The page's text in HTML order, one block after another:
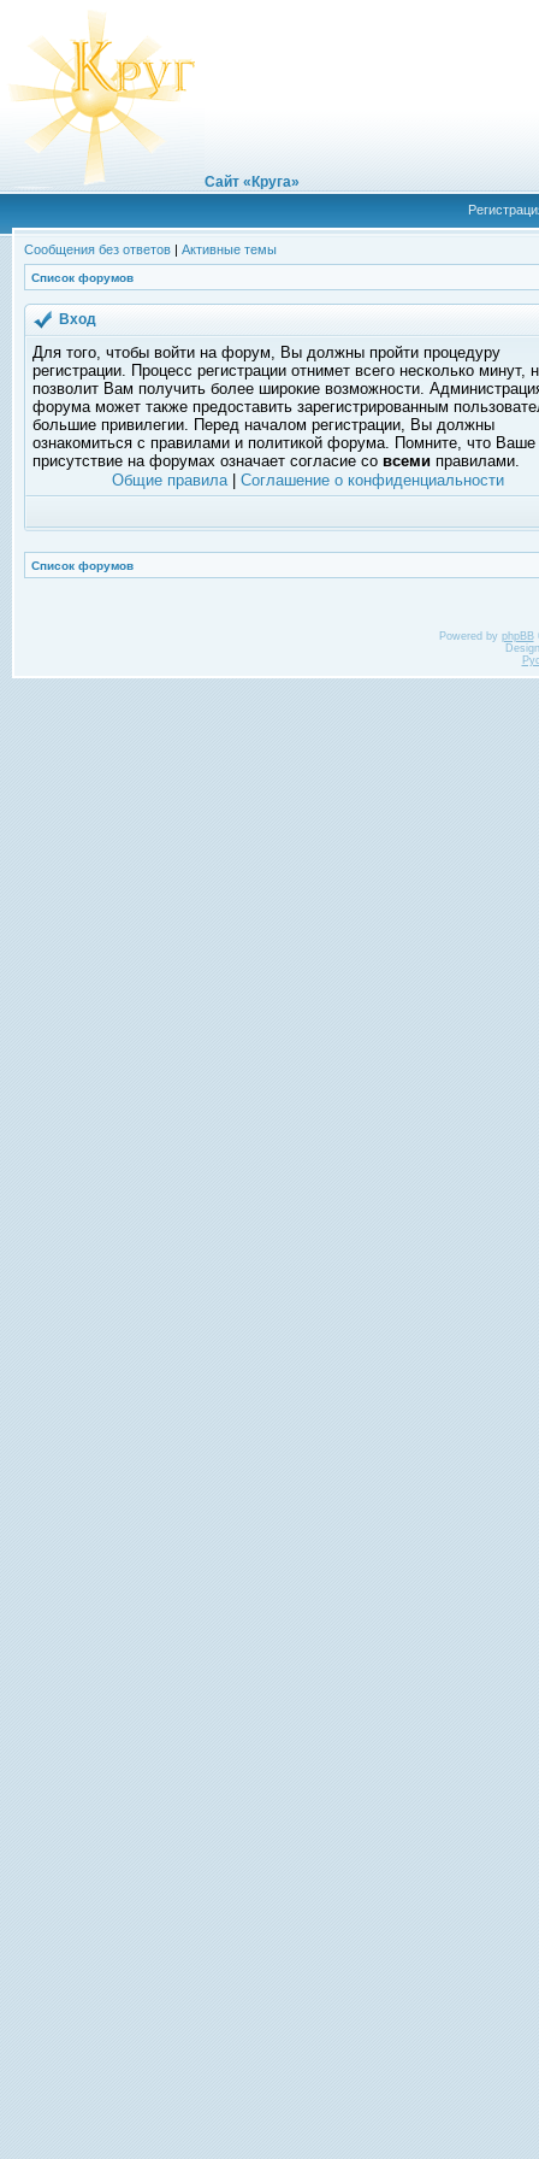
Сайт «Круга»
Сообщения без ответов | Активные темы
Список форумов
Вход
Для того, чтобы войти на форум, Вы должны пройти процедуру
регистрации. Процесс регистрации отнимет всего несколько минут,
позволит Вам получить более широкие возможности.
форума может также предоставить зарегистрированным
большие привилегии. Перед началом регистрации, Вы должны
ознакомиться с правилами и политикой форума. Помните, что Ваше
присутствие на форумах означает согласие со всеми правилами.
Общие правила| Соглашение о конфиденциальности
Список форумов
Powered by phpBB